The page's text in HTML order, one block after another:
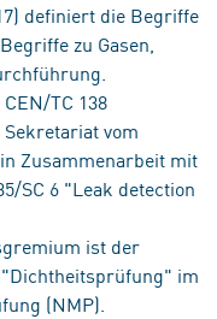
definiert die Begriffe
zu Gasen,
TC 138
vom
Zusammenarbeit mit
SC 6 "Leak detection
ist der
im
(NMP).